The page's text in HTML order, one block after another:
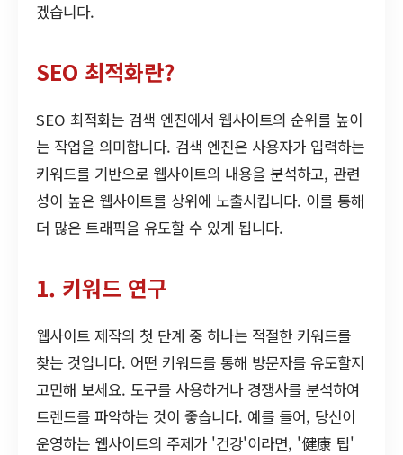
겠습니다.
SEO 최적화란?
SEO 최적화는 검색 엔진에서 웹사이트의 순위를 높이
는 작업을 의미합니다. 검색 엔진은 사용자가 입력하는
키워드를 기반으로 웹사이트의 내용을 분석하고, 관련
성이 높은 웹사이트를 상위에 노출시킵니다. 이를 통해
더 많은 트래픽을 유도할 수 있게 됩니다.
1. 키워드 연구
웹사이트 제작의 첫 단계 중 하나는 적절한 키워드를
찾는 것입니다. 어떤 키워드를 통해 방문자를 유도할지
고민해 보세요. 도구를 사용하거나 경쟁사를 분석하여
트렌드를 파악하는 것이 좋습니다. 예를 들어, 당신이
운영하는 웹사이트의 주제가 '건강'이라면, '健康 팁'